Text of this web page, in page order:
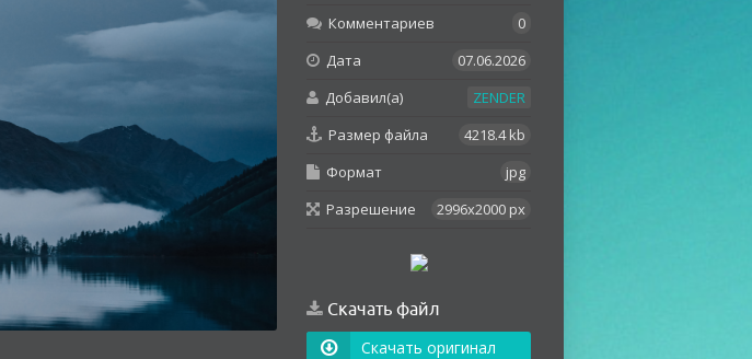
Комментариев
0
Дата
07.06.2026
Добавил(а)
ZENDER
Размер файла
4218.4 kb
Формат
jpg
Разрешение
2996x2000 px
Скачать файл
Скачать оригинал